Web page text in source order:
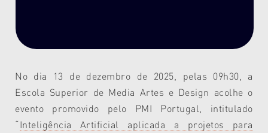
No dia 13 de dezembro de 2025, pelas 09h30, a
Escola Superior de Media Artes e Design acolhe o
evento promovido pelo PMI Portugal,
intitulado
“Inteligência Artificial aplicada a projetos para